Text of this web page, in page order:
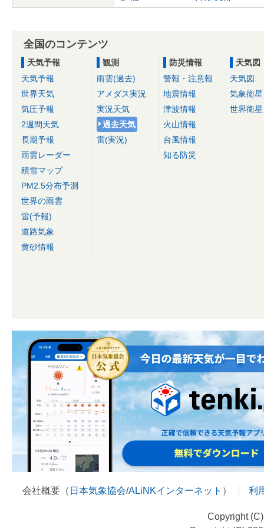
全国のコンテンツ
天気予報
天気予報
世界天気
気圧予報
2週間天気
長期予報
雨雲レーダー
積雪マップ
PM2.5分布予測
世界の雨雲
雷(予報)
道路気象
黄砂情報
観測
雨雲(過去)
アメダス実況
実況天気
過去天気
雷(実況)
防災情報
警報・注意報
地震情報
津波情報
火山情報
台風情報
知る防災
天気図
天気図
気象衛星
世界衛星
会社概要（ 日本気象協会/ALiNKインターネット ） 利
Copyright